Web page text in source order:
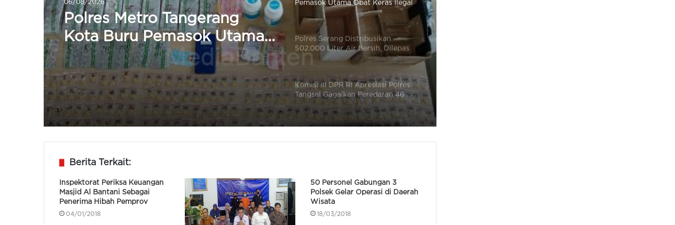
Hukum
06/08/2026
Polres Metro Tangerang
Kota Buru Pemasok Utama
Obat Keras Ilegal di
06/08/2026
Polres Serang Distribusikan
502.000 Liter Air Bersih,
Dilepas Kapolda Banten
502.000 Liter Air Bersih, Dilepas
Kapolda Banten
Komisi III DPR RI Apresiasi Polres
Tangsel Gagalkan Peredaran 46
Juta Obat Keras Ilegal
Kapolres Serang Perkuat
Pencegahan Kebakaran Hutan dan
Lahan
Kesiapsigaan Hadapi Kebakaran
dan Dampak Kekeringan
Berita Terkait:
Inspektorat Periksa Keuangan
Masjid Al Bantani Sebagai
Penerima Hibah Pemprov
04/01/2018
50 Personel Gabungan 3
Polsek Gelar Operasi di Daerah
Wisata
18/03/2018